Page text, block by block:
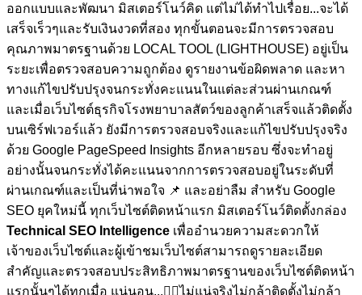
ออกแบบและพัฒนา มิสเตอร์โนว์คิด แต่ไม่ได้ทำไปเรื่อย...จะได้
เสร็จเร็วๆและรับเงินงวดที่สอง ทุกขั้นตอนจะมีการตรวจสอบ
คุณภาพมาตรฐานด้วย LOCAL TOOL (LIGHTHOUSE) อยู่เป็น
ระยะเพื่อตรวจสอบความถูกต้อง ดูรายงานข้อผิดพลาด และหา
ทางแก้ไขปรับปรุงจนกระทั่งคะแนนในแต่ละส่วนผ่านเกณฑ์
และเมื่อเว็บไซต์ธุรกิจโรงพยาบาลสัตว์ของลูกค้าเสร็จแล้วติดตั้ง
บนเซิร์ฟเวอร์แล้ว ยังมีการตรวจสอบจริงและแก้ไขปรับปรุงจริง
ด้วย Google PageSpeed Insights อีกหลายรอบ ซึ่งจะทำอยู่
อย่างนั้นจนกระทั่งได้คะแนนจากการตรวจสอบอยู่ในระดับที่
ผ่านเกณฑ์และเป็นที่น่าพอใจ 📌 และอย่าลืม สำหรับ Google
SEO ยุคใหม่นี้ ทุกเว็บไซต์ติดหน้าแรก มิสเตอร์โนว์ติดตั้งกล่อง
Technical SEO Intelligence เพื่ออำนวยความสะดวกให้
เจ้าของเว็บไซต์และผู้เข้าชมเว็บไซต์สามารถดูรายละเอียด
สำคัญและตรวจสอบประสิทธิภาพมาตรฐานของเว็บไซต์ติดหน้า
แรกนั้นๆได้ทุกเมื่อ แน่นอน...🏋🏼ไม่แน่จริงไม่กล้าติดตั้งไม่กล้า